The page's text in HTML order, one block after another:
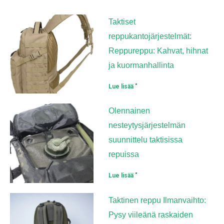
Taktiset
reppukantojärjestelmät:
Reppureppu: Kahvat, hihnat
ja kuormanhallinta
Lue lisää "
Olennainen
nesteytysjärjestelmän
suunnittelu taktisissa
repuissa
Lue lisää "
Taktinen reppu Ilmanvaihto:
Pysy viileänä raskaiden